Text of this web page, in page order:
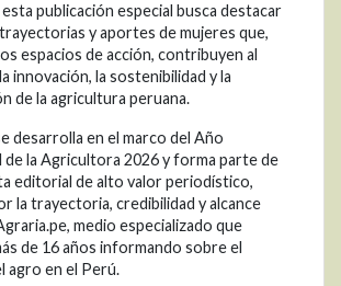
esta publicación especial busca destacar
y aportes de mujeres que,
espacios de acción, contribuyen al
innovación, la sostenibilidad y la
de la agricultura peruana.
desarrolla en el marco del Año
de la Agricultora 2026 y forma parte de
editorial de alto valor periodístico,
la trayectoria, credibilidad y alcance
medio especializado que
de 16 años informando sobre el
agro en el Perú.